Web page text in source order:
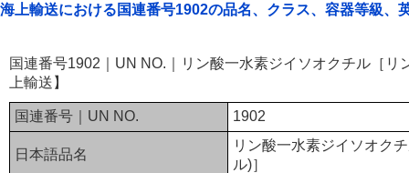
海上輸送における国連番号1902の品名、クラス、容器等級、
国連番号1902｜UN NO.｜リン酸一水素ジイソオクチル［リ
上輸送】
国連番号｜UN NO. 1902
日本語品名
リン酸一水素ジイソオク
ル)］